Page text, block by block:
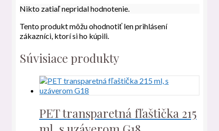
Nikto zatiaľ nepridal hodnotenie.
Tento produkt môžu ohodnotiť len prihlásení
zákazníci, ktorí si ho kúpili.
Súvisiace produkty
PET transparetná fľaštička 215